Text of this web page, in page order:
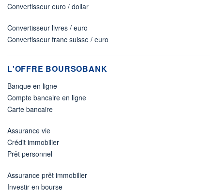
Convertisseur euro / dollar
Convertisseur livres / euro
Convertisseur franc suisse / euro
L'OFFRE BOURSOBANK
Banque en ligne
Compte bancaire en ligne
Carte bancaire
Assurance vie
Crédit immobilier
Prêt personnel
Assurance prêt immobilier
Investir en bourse